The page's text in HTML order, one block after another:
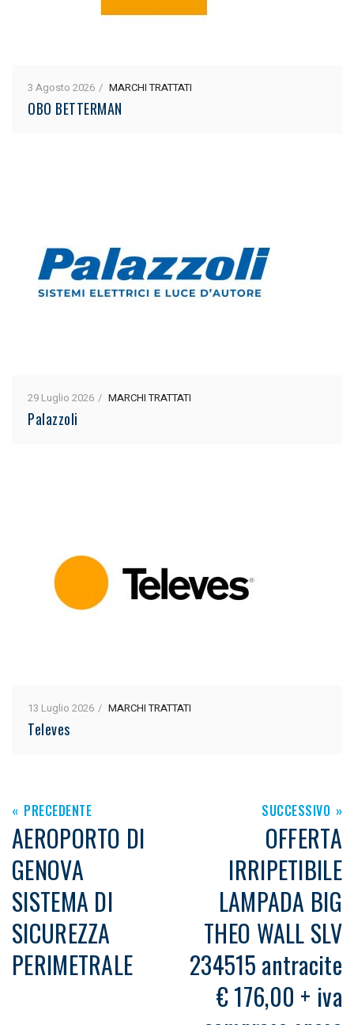
3 Agosto 2026 MARCHI TRATTATI
OBO BETTERMAN
29 Luglio 2026 MARCHI TRATTATI
Palazzoli
13 Luglio 2026 MARCHI TRATTATI
Televes
PRECEDENTE
AEROPORTO DI
GENOVA
SISTEMA DI
SICUREZZA
PERIMETRALE
SUCCESSIVO
OFFERTA
IRRIPETIBILE
LAMPADA BIG
THEO WALL SLV
234515 antracite
€ 176,00 + iva